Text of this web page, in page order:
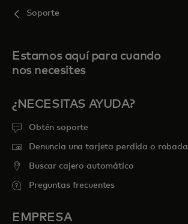
Soporte
Estamos aquí para cuando
nos necesites
¿NECESITAS AYUDA?
Obtén soporte
Denuncia una tarjeta perdida o robada
Buscar cajero automático
Preguntas frecuentes
EMPRESA